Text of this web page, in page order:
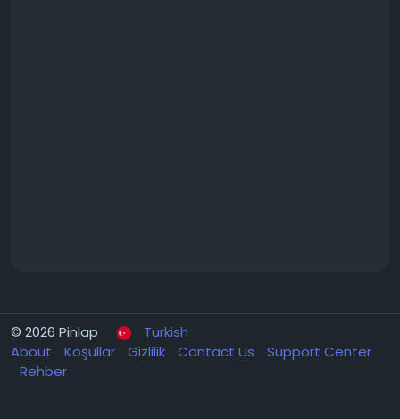
© 2026 Pinlap
Turkish
About
Koşullar Gizlilik Contact Us
Support Center
Rehber